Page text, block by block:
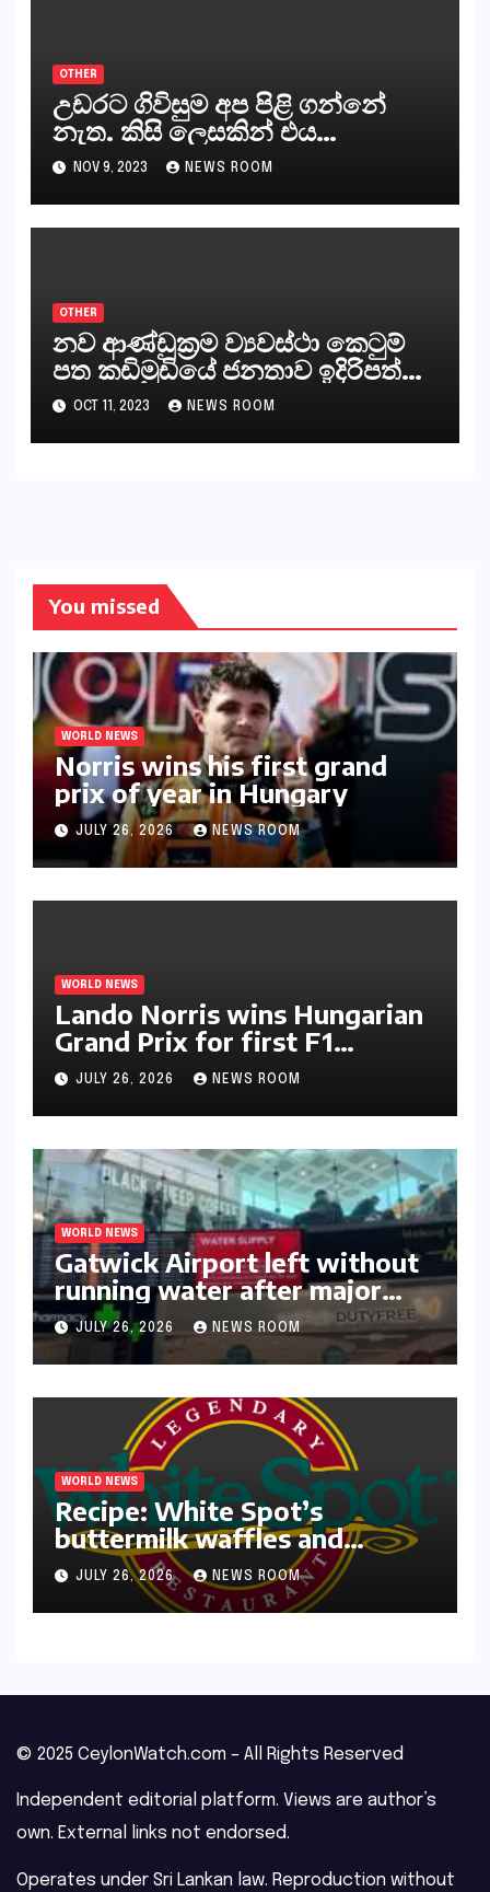
OTHER
උඩරට ගිවිසුම අප පිළි ගන්නේ
නැත. කිසි ලෙසකින් එය
නීත්‍යානුකූල ලියවිල්ලක් නො වේ.
සිංහල ප්‍රතිපත්ති කේන්ද්‍රයෙන්
ජනාධිපති දැන් වූ ලිපියෙන්
NOV 9, 2023 NEWS ROOM
OTHER
නව ආණ්ඩුක්‍රම ව්‍යවස්ථා කෙටුම්
පත කඩිමුඩියේ ජනතාව ඉදිරිපත්
කරන්නේ?
OCT 11, 2023 NEWS ROOM
You missed
WORLD NEWS
Norris wins his first grand
prix of year in Hungary​​
JULY 26, 2026 NEWS ROOM
WORLD NEWS
Lando Norris wins Hungarian
Grand Prix for first F1
triumph in 2026​​
JULY 26, 2026 NEWS ROOM
WORLD NEWS
Gatwick Airport left without
running water after major
outage​​
JULY 26, 2026 NEWS ROOM
WORLD NEWS
Recipe: White Spot’s
buttermilk waffles and
blueberry compote​Amy Judd​
JULY 26, 2026 NEWS ROOM
© 2025 CeylonWatch.com – All Rights Reserved
Independent editorial platform. Views are author’s
own. External links not endorsed.
Operates under Sri Lankan law. Reproduction without